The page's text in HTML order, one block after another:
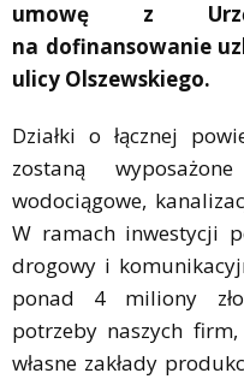
umowę z
na dofinansowanie
ulicy Olszewskiego.
Działki o łącznej
zostaną
wodociągowe,
W ramach inwestycji
drogowy i
ponad 4 miliony
potrzeby naszych
własne zakłady